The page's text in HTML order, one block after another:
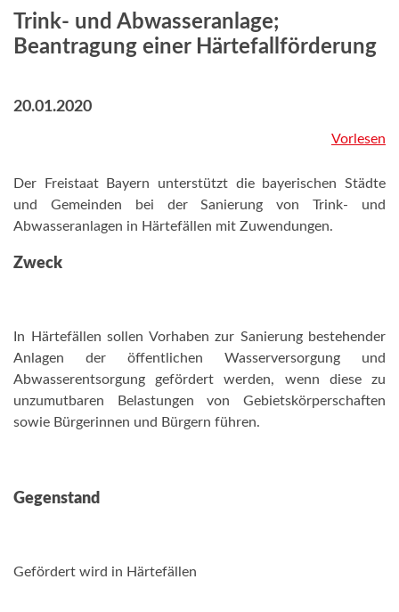
Trink- und Abwasseranlage;
Beantragung einer Härtefallförderung
20.01.2020
Vorlesen
Der Freistaat Bayern unterstützt die bayerischen Städte
und Gemeinden bei der Sanierung von Trink- und
Abwasseranlagen in Härtefällen mit Zuwendungen.
Zweck
In Härtefällen sollen Vorhaben zur Sanierung bestehender
Anlagen der öffentlichen Wasserversorgung und
Abwasserentsorgung gefördert werden, wenn diese zu
unzumutbaren Belastungen von Gebietskörperschaften
sowie Bürgerinnen und Bürgern führen.
Gegenstand
Gefördert wird in Härtefällen